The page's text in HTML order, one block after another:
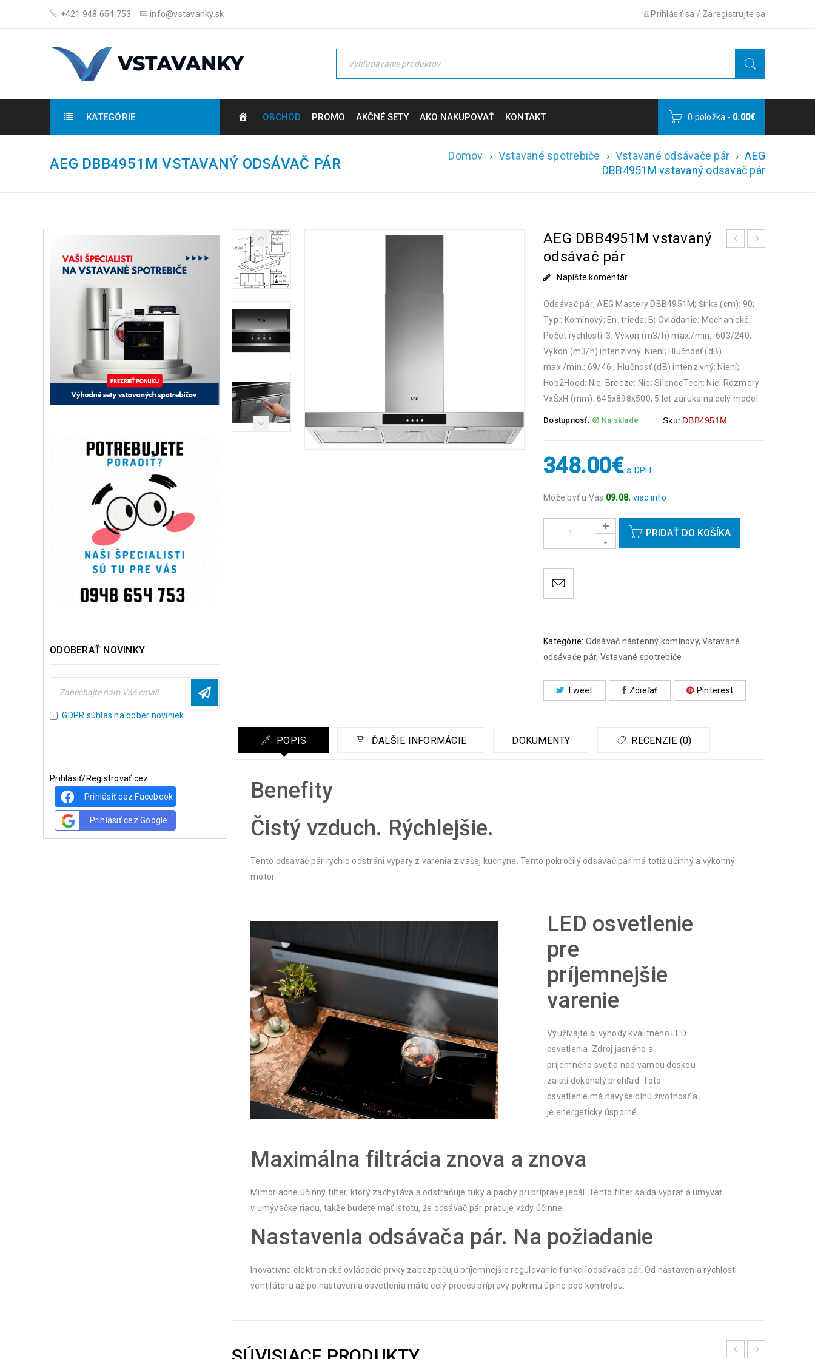
+421 948 654 753 info@vstavanky.sk Prihlásiť sa / Zaregistrujte sa
KATEGÓRIE OBCHOD PROMO AKČNÉ SETY AKO NAKUPOVAŤ KONTAKT 0 položka - 0.00€
AEG DBB4951M VSTAVANÝ ODSÁVAČ PÁR Domov › Vstavané spotrebiče › Vstavané odsávače pár › AEG
DBB4951M vstavaný odsávač pár
ODOBERAŤ NOVINKY
GDPR súhlas na odber noviniek
Prihlásiť/Registrovať cez
Prihlásiť cez Facebook
Prihlásiť cez Google
AEG DBB4951M vstavaný
odsávač pár
Napíšte komentár
Odsávač pár; AEG Mastery DBB4951M; Šírka (cm): 90;
Typ : Komínový; En. trieda: B; Ovládanie: Mechanické;
Počet rychlostí: 3; Výkon (m3/h) max./min.: 603/240;
Výkon (m3/h) intenzivný: Niení; Hlučnosť (dB)
max./min.: 69/46 ; Hlučnosť (dB) intenzivný: Niení;
Hob2Hood: Nie; Breeze: Nie; SilenceTech: Nie; Rozmery
VxŠxH (mm); 645x898x500; 5 let záruka na celý model:
Dostupnosť: Na sklade Sku: DBB4951M
348.00€ s DPH
Môže byť u Vás 09.08. viac info
istý deň okrem víkendov a sviatkov.PRIDAŤ DO KOŠÍKA
Kategórie: Odsávač nástenný komínový,Vstavané
odsávače pár, Vstavané spotrebiče
Tweet Zdieľať Pinterest
POPIS ĎALŠIE INFORMÁCIE DOKUMENTY RECENZIE (0)
Benefity
Čistý vzduch. Rýchlejšie.
Tento odsávač pár rýchlo odstráni výpary z varenia z vašej kuchyne. Tento pokročilý odsávač pár má totiž účinný a výkonný
motor.
LED osvetlenie
pre
príjemnejšie
varenie
Výužívajte si výhody kvalitného LED
osvetlenia. Zdroj jasného a
príjemného svetla nad varnou doskou
zaistí dokonalý prehľad. Toto
osvetlenie má navyše dlhú životnosť a
je energeticky úsporné
Maximálna filtrácia znova a znova
Mimoriadne účinný filter, ktorý zachytáva a odstraňuje tuky a pachy pri príprave jedál. Tento filter sa dá vybrať a umývať
v umývačke riadu, takže budete mať istotu, že odsávač pár pracuje vždy účinne.
Nastavenia odsávača pár. Na požiadanie
Inovatívne elektronické ovládacie prvky zabezpečujú príjemnejšie regulovanie funkcií odsávača pár. Od nastavenia rýchlosti
ventilátora až po nastavenia osvetlenia máte celý proces prípravy pokrmu úplne pod kontrolou.